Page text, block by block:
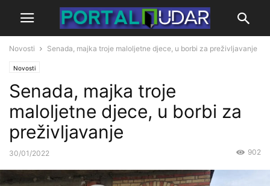
Novosti Senada, majka troje maloljetne djece, u borbi za preživljavanje
Novosti
Senada, majka troje
maloljetne djece, u borbi za
preživljavanje
30/01/2022 902